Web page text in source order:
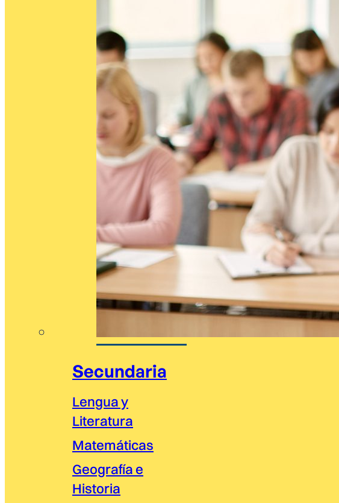
Secundaria
Lengua y
Literatura
Matemáticas
Geografía e
Historia